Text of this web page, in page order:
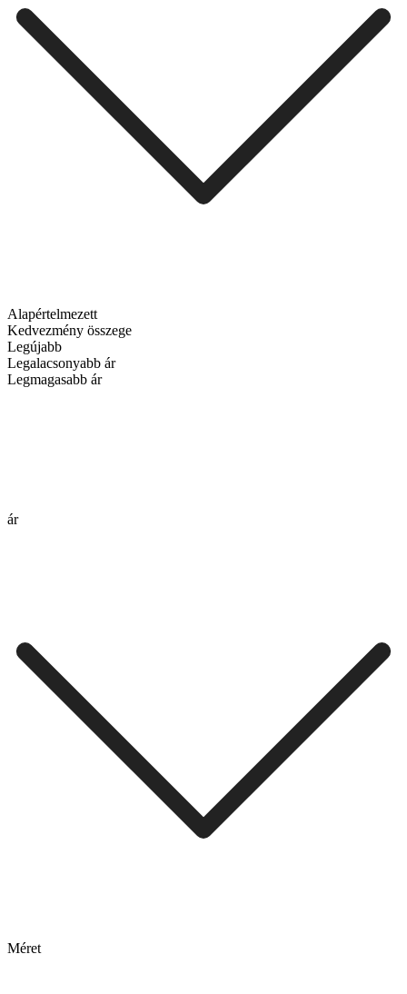
Alapértelmezett
Kedvezmény összege
Legújabb
Legalacsonyabb ár
Legmagasabb ár
ár
Méret